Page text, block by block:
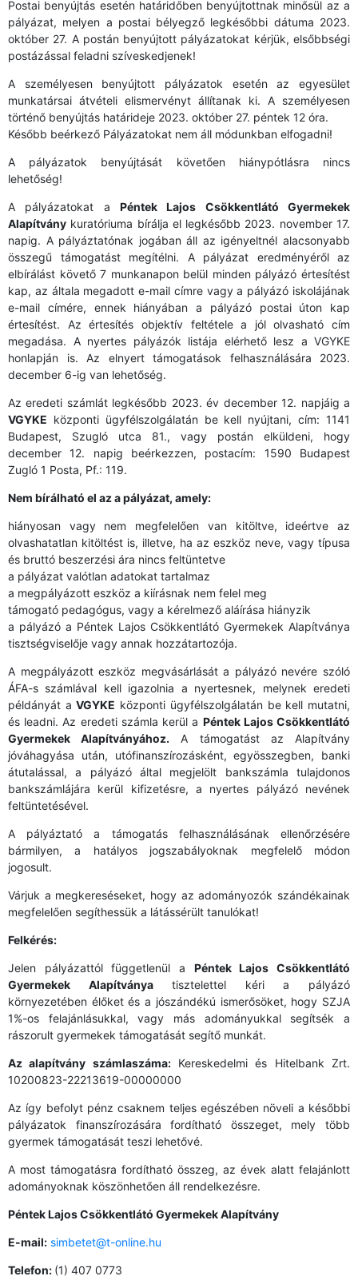
Postai benyújtás esetén határidőben benyújtottnak minősül az a
pályázat, melyen a postai bélyegző legkésőbbi dátuma 2023.
október 27. A postán benyújtott pályázatokat kérjük, elsőbbségi
postázással feladni szíveskedjenek!
A személyesen benyújtott pályázatok esetén az egyesület
munkatársai átvételi elismervényt állítanak ki. A személyesen
történő benyújtás határideje 2023. október 27. péntek 12 óra.
Később beérkező Pályázatokat nem áll módunkban elfogadni!
A pályázatok benyújtását követően hiánypótlásra nincs
lehetőség!
A pályázatokat a Péntek Lajos Csökkentlátó Gyermekek
Alapítvány kuratóriuma bírálja el legkésőbb 2023. november 17.
napig. A pályáztatónak jogában áll az igényeltnél alacsonyabb
összegű támogatást megítélni. A pályázat eredményéről az
elbírálást követő 7 munkanapon belül minden pályázó értesítést
kap, az általa megadott e-mail címre vagy a pályázó iskolájának
e-mail címére, ennek hiányában a pályázó postai úton kap
értesítést. Az értesítés objektív feltétele a jól olvasható cím
megadása. A nyertes pályázók listája elérhető lesz a VGYKE
honlapján is. Az elnyert támogatások felhasználására 2023.
december 6-ig van lehetőség.
Az eredeti számlát legkésőbb 2023. év december 12. napjáig a
VGYKE központi ügyfélszolgálatán be kell nyújtani, cím: 1141
Budapest, Szugló utca 81., vagy postán elküldeni, hogy
december 12. napig beérkezzen, postacím: 1590 Budapest
Zugló 1 Posta, Pf.: 119.
Nem bírálható el az a pályázat, amely:
hiányosan vagy nem megfelelően van kitöltve, ideértve az
olvashatatlan kitöltést is, illetve, ha az eszköz neve, vagy típusa
és bruttó beszerzési ára nincs feltüntetve
a pályázat valótlan adatokat tartalmaz
a megpályázott eszköz a kiírásnak nem felel meg
támogató pedagógus, vagy a kérelmező aláírása hiányzik
a pályázó a Péntek Lajos Csökkentlátó Gyermekek Alapítványa
tisztségviselője vagy annak hozzátartozója.
A megpályázott eszköz megvásárlását a pályázó nevére szóló
ÁFA-s számlával kell igazolnia a nyertesnek, melynek eredeti
példányát aVGYKE központi ügyfélszolgálatán be kell mutatni,
és leadni. Az eredeti számla kerül a Péntek Lajos Csökkentlátó
Gyermekek Alapítványához. A támogatást az Alapítvány
jóváhagyása után, utófinanszírozásként, egyösszegben, banki
átutalással, a pályázó által megjelölt bankszámla tulajdonos
bankszámlájára kerül kifizetésre, a nyertes pályázó nevének
feltüntetésével.
A pályáztató a támogatás felhasználásának ellenőrzésére
bármilyen, a hatályos jogszabályoknak megfelelő módon
jogosult.
Várjuk a megkereséseket, hogy az adományozók szándékainak
megfelelően segíthessük a látássérült tanulókat!
Felkérés:
Jelen pályázattól függetlenül a Péntek Lajos Csökkentlátó
Gyermekek Alapítványatisztelettel kéri a pályázó
környezetében élőket és a jószándékú ismerősöket, hogy SZJA
1%-os felajánlásukkal, vagy más adományukkal segítsék a
rászorult gyermekek támogatását segítő munkát.
Az alapítvány számlaszáma:Kereskedelmi és Hitelbank Zrt.
10200823-22213619-00000000
Az így befolyt pénz csaknem teljes egészében növeli a későbbi
pályázatok finanszírozására fordítható összeget, mely több
gyermek támogatását teszi lehetővé.
A most támogatásra fordítható összeg, az évek alatt felajánlott
adományoknak köszönhetően áll rendelkezésre.
Péntek Lajos Csökkentlátó Gyermekek Alapítvány
E-mail: simbetet@t-online.hu
Telefon: (1) 407 0773